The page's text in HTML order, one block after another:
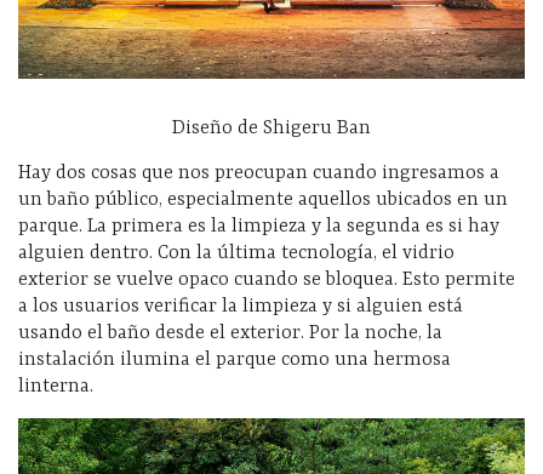
Diseño de Shigeru Ban
Hay dos cosas que nos preocupan cuando ingresamos a
un baño público, especialmente aquellos ubicados en un
parque. La primera es la limpieza y la segunda es si hay
alguien dentro. Con la última tecnología, el vidrio
exterior se vuelve opaco cuando se bloquea. Esto permite
a los usuarios verificar la limpieza y si alguien está
usando el baño desde el exterior. Por la noche, la
instalación ilumina el parque como una hermosa
linterna.